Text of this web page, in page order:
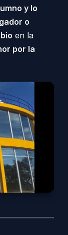
y lo
o
en la
por la